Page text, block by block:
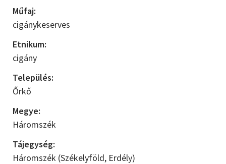
Műfaj:
cigánykeserves
Etnikum:
cigány
Település:
Őrkő
Megye:
Háromszék
Tájegység:
Háromszék (Székelyföld, Erdély)